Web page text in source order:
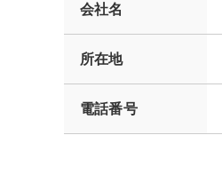
会社名
所在地
電話番号